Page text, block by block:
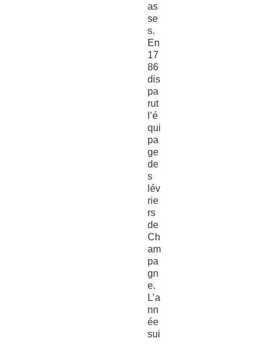
as
se
s.
En
17
86
dis
pa
rut
l’é
qui
pa
ge
de
s
lév
rie
rs
de
Ch
am
pa
gn
e.
L’a
nn
ée
sui